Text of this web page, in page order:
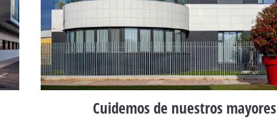
Cuidemos de nuestros mayores